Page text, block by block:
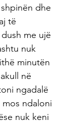
dhe
të
me ujë
nuk
minutën
në
ngadalë
ndaloni
nuk keni